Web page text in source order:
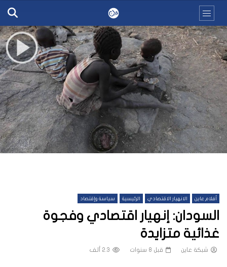
أفلام عاين الانهيار الاقتصادي الرئيسية سياسة وإقتصاد
السودان: إنهيار اقتصادي وفجوة
غذائية متزايدة
شبكة عاين قبل 8 سنوات 2.3 ألف